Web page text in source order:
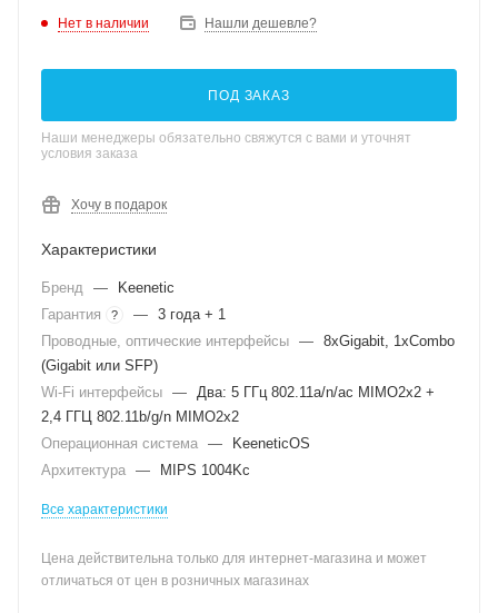
Нет в наличии Нашли дешевле?
ПОД ЗАКАЗ
Наши менеджеры обязательно свяжутся с вами и уточнят
условия заказа
Хочу в подарок
Характеристики
Бренд —
Keenetic
Гарантия
? — 3 года + 1
Проводные, оптические интерфейсы — 8xGigabit, 1xCombo
(Gigabit или SFP)
Wi-Fi интерфейсы — Два: 5 ГГц 802.11a/n/ac MIMO2x2 +
2,4 ГГЦ 802.11b/g/n MIMO2x2
Операционная система —
KeeneticOS
Архитектура — MIPS 1004Kc
Все характеристики
Цена действительна только для интернет-магазина и может
отличаться от цен в розничных магазинах